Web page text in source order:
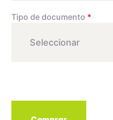
Tipo de documento *